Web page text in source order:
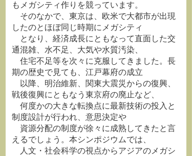
もメガシティ作りを競っています。
そのなかで、東京は、欧米で大都市が出現
したのとほぼ同じ時期にメガシティ
となり、経済成長にともなって直面した交
通混雑、水不足、大気や水質汚染、
住宅不足等を次々に克服してきました。長
期の歴史で見ても、江戸幕府の成立
以降、明治維新、関東大震災からの復興、
戦後復興にともなう東京府の廃止など、
何度かの大きな転換点に最新技術の投入と
制度設計が行われ、意思決定や
資源分配の制度が徐々に成熟してきたと言
えるでしょう。本シンポジウムでは、
人文・社会科学の視点からアジアのメガシ